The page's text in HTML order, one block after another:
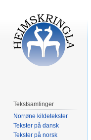
Tekstsamlinger
Norrøne kildetekster
Tekster på dansk
Tekster på norsk